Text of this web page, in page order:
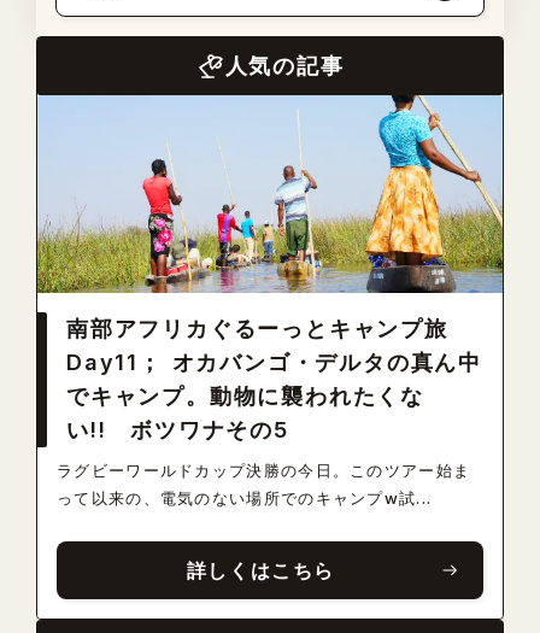
人気の記事
南部アフリカぐるーっとキャンプ旅
Day11； オカバンゴ・デルタの真ん中
でキャンプ。動物に襲われたくな
い!! ボツワナその5
ラグビーワールドカップ決勝の今日。このツアー始ま
って以来の、電気のない場所でのキャンプw試...
詳しくはこちら